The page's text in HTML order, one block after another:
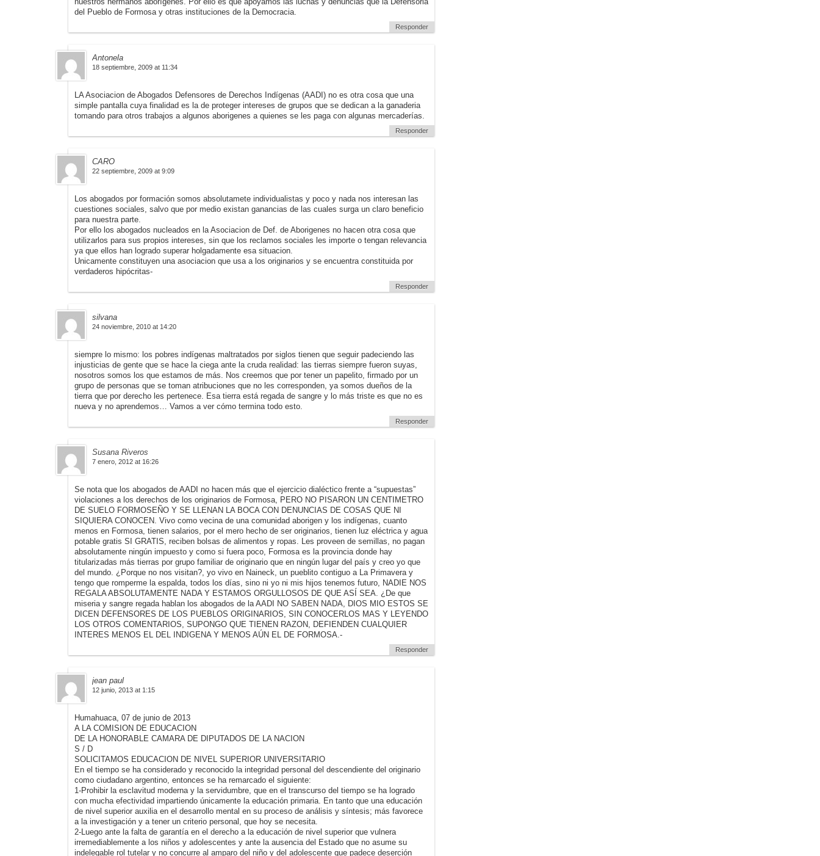
del Pueblo de Formosa y otras instituciones de la Democracia.
Responder
Antonela
18 septiembre, 2009 at 11:34
LA Asociacion de Abogados Defensores de Derechos Indígenas (AADI) no es otra cosa que una
simple pantalla cuya finalidad es la de proteger intereses de grupos que se dedican a la ganaderia
tomando para otros trabajos a algunos aborigenes a quienes se les paga con algunas mercaderías.
Responder
CARO
22 septiembre, 2009 at 9:09
Los abogados por formación somos absolutamete individualistas y poco y nada nos interesan las
cuestiones sociales, salvo que por medio existan ganancias de las cuales surga un claro beneficio
para nuestra parte.
Por ello los abogados nucleados en la Asociacion de Def. de Aborigenes no hacen otra cosa que
utilizarlos para sus propios intereses, sin que los reclamos sociales les importe o tengan relevancia
ya que ellos han logrado superar holgadamente esa situacion.
Unicamente constituyen una asociacion que usa a los originarios y se encuentra constituida por
verdaderos hipócritas-
Responder
silvana
24 noviembre, 2010 at 14:20
siempre lo mismo: los pobres indígenas maltratados por siglos tienen que seguir padeciendo las
injusticias de gente que se hace la ciega ante la cruda realidad: las tierras siempre fueron suyas,
nosotros somos los que estamos de más. Nos creemos que por tener un papelito, firmado por un
grupo de personas que se toman atribuciones que no les corresponden, ya somos dueños de la
tierra que por derecho les pertenece. Esa tierra está regada de sangre y lo más triste es que no es
nueva y no aprendemos… Vamos a ver cómo termina todo esto.
Responder
Susana Riveros
7 enero, 2012 at 16:26
Se nota que los abogados de AADI no hacen más que el ejercicio dialéctico frente a “supuestas”
violaciones a los derechos de los originarios de Formosa, PERO NO PISARON UN CENTIMETRO
DE SUELO FORMOSEÑO Y SE LLENAN LA BOCA CON DENUNCIAS DE COSAS QUE NI
SIQUIERA CONOCEN. Vivo como vecina de una comunidad aborigen y los indígenas, cuanto
menos en Formosa, tienen salarios, por el mero hecho de ser originarios, tienen luz eléctrica y agua
potable gratis SI GRATIS, reciben bolsas de alimentos y ropas. Les proveen de semillas, no pagan
absolutamente ningún impuesto y como si fuera poco, Formosa es la provincia donde hay
titularizadas más tierras por grupo familiar de originario que en ningún lugar del país y creo yo que
del mundo. ¿Porque no nos visitan?, yo vivo en Naineck, un pueblito contiguo a La Primavera y
tengo que romperme la espalda, todos los días, sino ni yo ni mis hijos tenemos futuro, NADIE NOS
REGALA ABSOLUTAMENTE NADA Y ESTAMOS ORGULLOSOS DE QUE ASÍ SEA. ¿De que
miseria y sangre regada hablan los abogados de la AADI NO SABEN NADA, DIOS MIO ESTOS SE
DICEN DEFENSORES DE LOS PUEBLOS ORIGINARIOS, SIN CONOCERLOS MAS Y LEYENDO
LOS OTROS COMENTARIOS, SUPONGO QUE TIENEN RAZON, DEFIENDEN CUALQUIER
INTERES MENOS EL DEL INDIGENA Y MENOS AÚN EL DE FORMOSA.-
Responder
jean paul
12 junio, 2013 at 1:15
Humahuaca, 07 de junio de 2013
A LA COMISION DE EDUCACION
DE LA HONORABLE CAMARA DE DIPUTADOS DE LA NACION
S / D
SOLICITAMOS EDUCACION DE NIVEL SUPERIOR UNIVERSITARIO
En el tiempo se ha considerado y reconocido la integridad personal del descendiente del originario
como ciudadano argentino, entonces se ha remarcado el siguiente:
1-Prohibir la esclavitud moderna y la servidumbre, que en el transcurso del tiempo se ha logrado
con mucha efectividad impartiendo únicamente la educación primaria. En tanto que una educación
de nivel superior auxilia en el desarrollo mental en su proceso de análisis y síntesis; más favorece
a la investigación y a tener un criterio personal, que hoy se necesita.
2-Luego ante la falta de garantía en el derecho a la educación de nivel superior que vulnera
irremediablemente a los niños y adolescentes y ante la ausencia del Estado que no asume su
indelegable rol tutelar y no concurre al amparo del niño y del adolescente que padece deserción